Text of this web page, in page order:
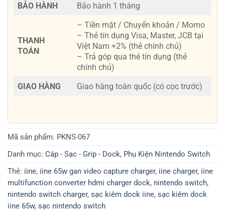
BẢO HÀNH Bảo hành 1 tháng
THANH
TOÁN
– Tiền mặt / Chuyển khoản / Momo
– Thẻ tín dụng Visa, Master, JCB tại
Việt Nam +2% (thẻ chính chủ)
– Trả góp qua thẻ tín dụng (thẻ
chính chủ)
GIAO HÀNG
Giao hàng toàn quốc (có cọc trước)
Mã sản phẩm: PKNS-067
Danh mục: Cáp - Sạc - Grip - Dock, Phụ Kiện Nintendo Switch
Thẻ: iine, iine 65w gan video capture charger, iine charger, iine
multifunction converter hdmi charger dock, nintendo switch,
nintendo switch charger, sạc kiêm dock iine, sạc kiêm dock
iine 65w, sạc nintendo switch